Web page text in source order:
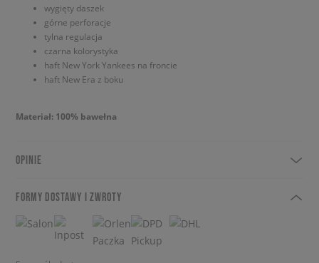
wygięty daszek
górne perforacje
tylna regulacja
czarna kolorystyka
haft New York Yankees na froncie
haft New Era z boku
Materiał: 100% bawełna
OPINIE
FORMY DOSTAWY I ZWROTY